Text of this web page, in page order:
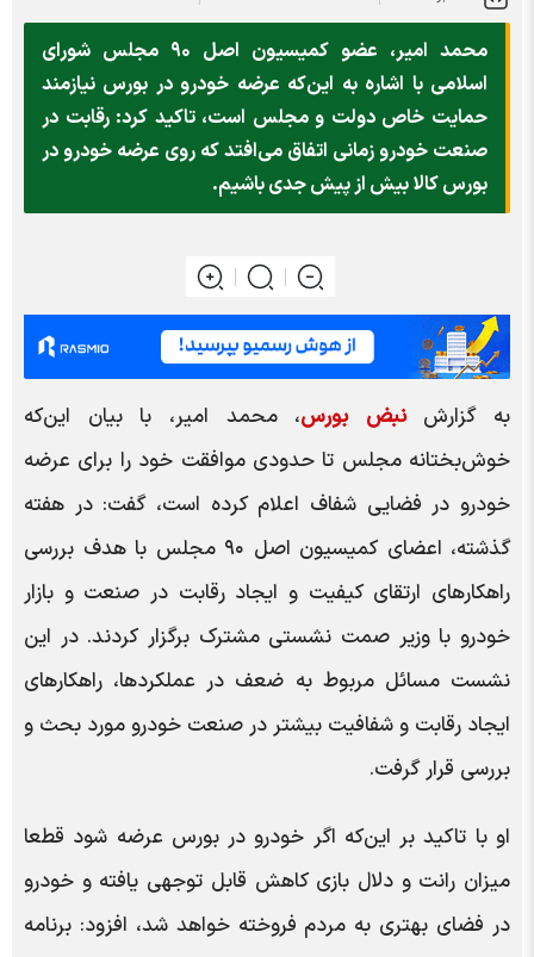
محمد امیر، عضو کمیسیون اصل ۹۰ مجلس شورای
اسلامی با اشاره به این‌که عرضه خودرو در بورس نیازمند
حمایت خاص دولت و مجلس است، تاکید کرد: رقابت در
صنعت خودرو زمانی اتفاق می‌افتد که روی عرضه خودرو در
بورس کالا بیش از پیش جدی‌ باشیم.
به گزارشنبض بورس، محمد امیر، با بیان این‌که
خوش‌بختانه مجلس تا حدودی موافقت خود را برای عرضه
خودرو در فضایی شفاف اعلام کرده است، گفت: در هفته
گذشته، اعضای کمیسیون اصل ۹۰ مجلس با هدف بررسی
راهکارهای ارتقای کیفیت و ایجاد رقابت در صنعت و بازار
خودرو با وزیر صمت نشستی مشترک برگزار کردند. در این
نشست مسائل مربوط به ضعف در عملکردها، راهکارهای
ایجاد رقابت و شفافیت بیشتر در صنعت خودرو مورد بحث و
بررسی قرار گرفت.
او با تاکید بر این‌که اگر خودرو در بورس عرضه شود قطعا
میزان رانت و دلال بازی کاهش قابل توجهی یافته و خودرو
در فضای بهتری به مردم فروخته خواهد شد، افزود: برنامه